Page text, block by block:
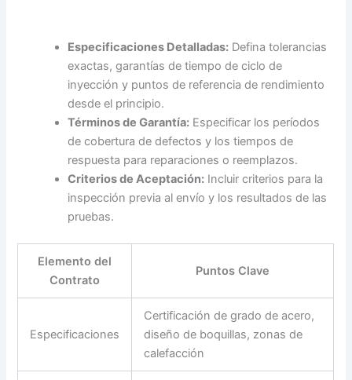
Especificaciones Detalladas: Defina tolerancias
exactas, garantías de tiempo de ciclo de
inyección y puntos de referencia de rendimiento
desde el principio.
Términos de Garantía: Especificar los períodos
de cobertura de defectos y los tiempos de
respuesta para reparaciones o reemplazos.
Criterios de Aceptación: Incluir criterios para la
inspección previa al envío y los resultados de las
pruebas.
Elemento del
Contrato
Puntos Clave
Especificaciones
Certificación de grado de acero,
diseño de boquillas, zonas de
calefacción